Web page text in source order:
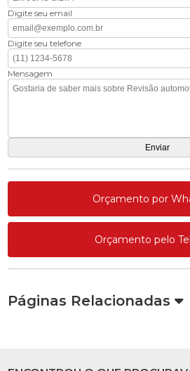
Digite seu email
Digite seu telefone
Mensagem
Orçamento por
Orçamento pelo
Páginas Relacionadas